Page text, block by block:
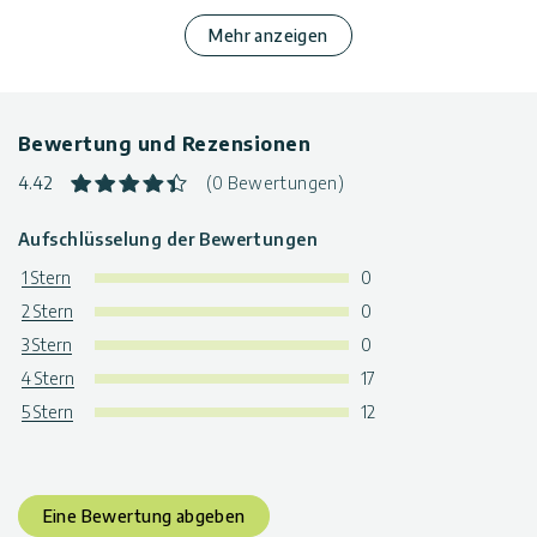
vorgebohrte Profile und vorgeschnittene Schiebepaneele für
eine einfache Montage
Erhältliches Zubehör:Heizlüfter, Beleuchtungssätze,
Pflanzenaufhänger, Spalierbausatz und
Tropfbewässerungssatz sind separat erhältlich.
Garantie:5 Jahre beschränkte Garantie
Mehr anzeigen
Bewertung und Rezensionen
4.42 (0 Bewertungen)
Aufschlüsselung der Bewertungen
1 Stern
0
2 Stern
0
3 Stern
0
4 Stern
17
5 Stern
12
Eine Bewertung abgeben